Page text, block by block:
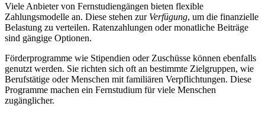
Viele Anbieter von Fernstudiengängen bieten flexible
Zahlungsmodelle an. Diese stehen zur Verfügung, um die finanzielle
Belastung zu verteilen. Ratenzahlungen oder monatliche Beiträge
sind gängige Optionen.
Förderprogramme wie Stipendien oder Zuschüsse können ebenfalls
genutzt werden. Sie richten sich oft an bestimmte Zielgruppen, wie
Berufstätige oder Menschen mit familiären Verpflichtungen. Diese
Programme machen ein Fernstudium für viele Menschen
zugänglicher.